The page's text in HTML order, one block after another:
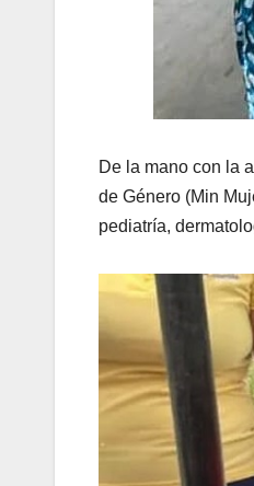
De la mano con la
de Género (Min
pediatría,